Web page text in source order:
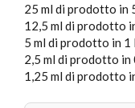
25 ml di prodotto in
12,5 ml di prodotto
5 ml di prodotto in 1
2,5 ml di prodotto in
1,25 ml di prodotto